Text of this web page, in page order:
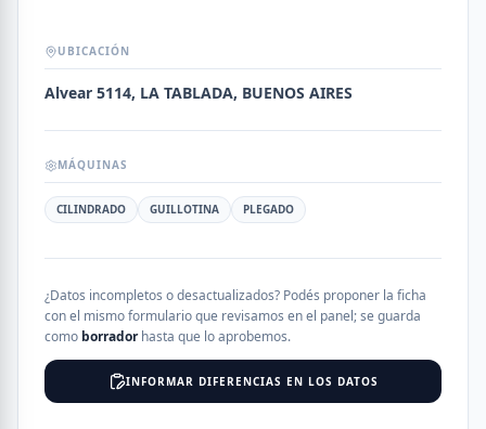
UBICACIÓN
Alvear 5114, LA TABLADA, BUENOS AIRES
MÁQUINAS
CILINDRADO GUILLOTINA PLEGADO
¿Datos incompletos o desactualizados? Podés proponer la ficha
con el mismo formulario que revisamos en el panel; se guarda
como borradorhasta que lo aprobemos.
INFORMAR DIFERENCIAS EN LOS DATOS